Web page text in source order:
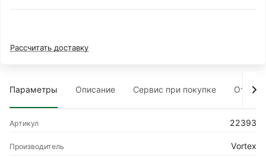
Рассчитать доставку
Параметры Описание Сервис при покупке Отзывы
Артикул 22393
Производитель Vortex